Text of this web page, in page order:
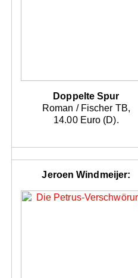
Doppelte Spur
Roman / Fischer TB,
14.00 Euro (D).
Jeroen Windmeijer: